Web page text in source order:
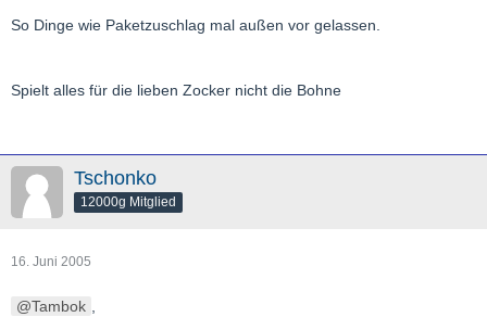
So Dinge wie Paketzuschlag mal außen vor gelassen.
Spielt alles für die lieben Zocker nicht die Bohne
Tschonko
12000g Mitglied
16. Juni 2005
Tambok